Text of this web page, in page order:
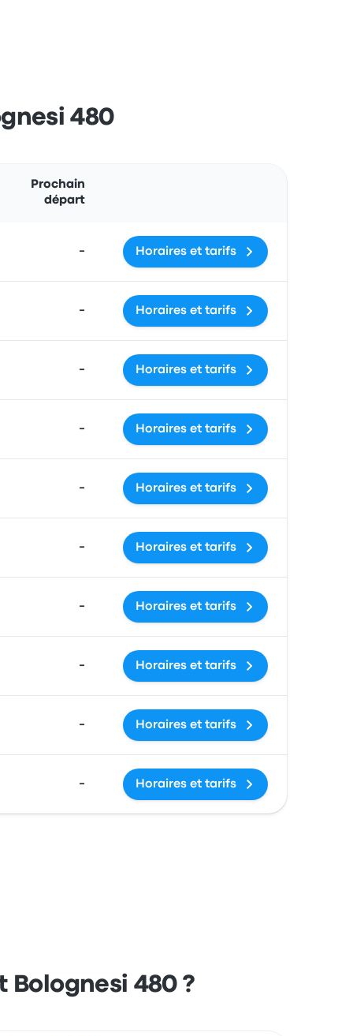
480
Prochain
départ
- Horaires et tarifs
- Horaires et tarifs
- Horaires et tarifs
- Horaires et tarifs
- Horaires et tarifs
- Horaires et tarifs
- Horaires et tarifs
- Horaires et tarifs
- Horaires et tarifs
- Horaires et tarifs
Bolognesi 480 ?